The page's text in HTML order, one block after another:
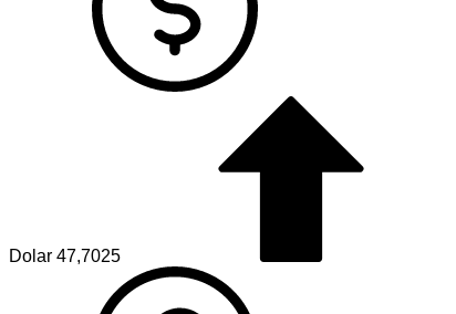
Dolar 47,7025